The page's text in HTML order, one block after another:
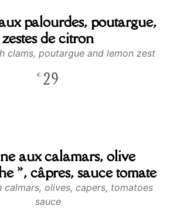
palourdes, poutargue,
zestes de citron
clams, poutargue and lemon zest
€ 29
aux calamars, olive
», câpres, sauce tomate
calmars, olives, capers, tomatoes
sauce